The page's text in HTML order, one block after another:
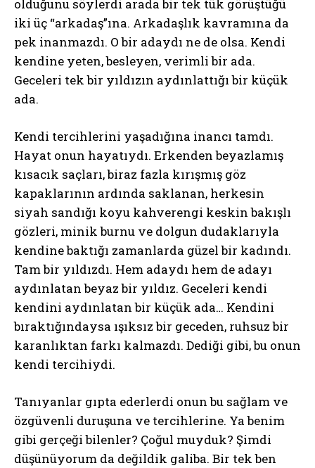
olduğunu söylerdi arada bir tek tük görüştüğü
iki üç “arkadaş”ına. Arkadaşlık kavramına da
pek inanmazdı. O bir adaydı ne de olsa. Kendi
kendine yeten, besleyen, verimli bir ada.
Geceleri tek bir yıldızın aydınlattığı bir küçük
ada.
Kendi tercihlerini yaşadığına inancı tamdı.
Hayat onun hayatıydı. Erkenden beyazlamış
kısacık saçları, biraz fazla kırışmış göz
kapaklarının ardında saklanan, herkesin
siyah sandığı koyu kahverengi keskin bakışlı
gözleri, minik burnu ve dolgun dudaklarıyla
kendine baktığı zamanlarda güzel bir kadındı.
Tam bir yıldızdı. Hem adaydı hem de adayı
aydınlatan beyaz bir yıldız. Geceleri kendi
kendini aydınlatan bir küçük ada… Kendini
bıraktığındaysa ışıksız bir geceden, ruhsuz bir
karanlıktan farkı kalmazdı. Dediği gibi, bu onun
kendi tercihiydi.
Tanıyanlar gıpta ederlerdi onun bu sağlam ve
özgüvenli duruşuna ve tercihlerine. Ya benim
gibi gerçeği bilenler? Çoğul muyduk? Şimdi
düşünüyorum da değildik galiba. Bir tek ben